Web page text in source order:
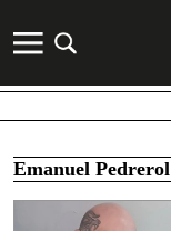
Emanuel Pedrerol